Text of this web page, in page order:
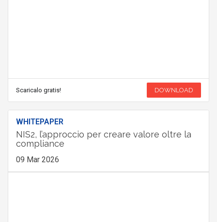
Scaricalo gratis! DOWNLOAD
WHITEPAPER
NIS2, l’approccio per creare valore oltre la
compliance
09 Mar 2026